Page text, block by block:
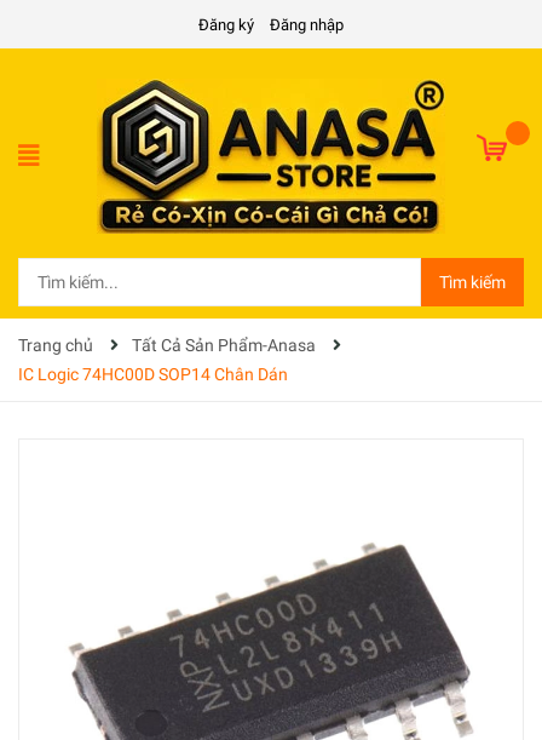
Đăng ký Đăng nhập
Tìm kiếm
Trang chủ
Tất Cả Sản Phẩm-Anasa
IC Logic 74HC00D SOP14 Chân Dán